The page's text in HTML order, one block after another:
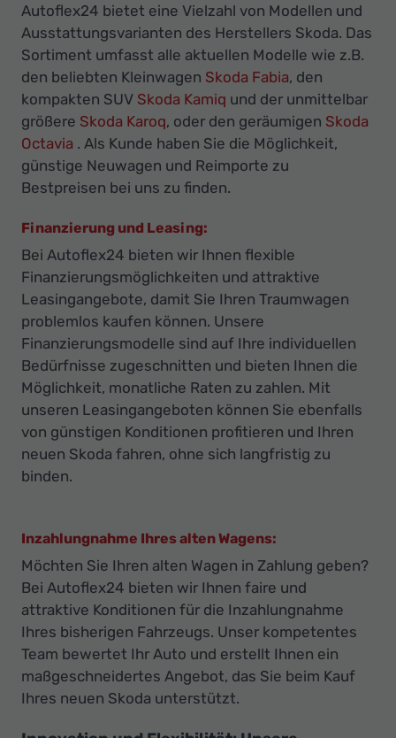
Autoflex24 bietet eine Vielzahl von Modellen und
Ausstattungsvarianten des Herstellers Skoda. Das
Sortiment umfasst alle aktuellen Modelle wie z.B.
den beliebten Kleinwagen Skoda Fabia, den
kompakten SUV Skoda Kamiq und der unmittelbar
größere Skoda Karoq, oder den geräumigen Skoda
Octavia . Als Kunde haben Sie die Möglichkeit,
günstige Neuwagen und Reimporte zu
Bestpreisen bei uns zu finden.
Finanzierung und Leasing:
Bei Autoflex24 bieten wir Ihnen flexible
Finanzierungsmöglichkeiten und attraktive
Leasingangebote, damit Sie Ihren Traumwagen
problemlos kaufen können. Unsere
Finanzierungsmodelle sind auf Ihre individuellen
Bedürfnisse zugeschnitten und bieten Ihnen die
Möglichkeit, monatliche Raten zu zahlen. Mit
unseren Leasingangeboten können Sie ebenfalls
von günstigen Konditionen profitieren und Ihren
neuen Skoda fahren, ohne sich langfristig zu
binden.
Inzahlungnahme Ihres alten Wagens:
Möchten Sie Ihren alten Wagen in Zahlung geben?
Bei Autoflex24 bieten wir Ihnen faire und
attraktive Konditionen für die Inzahlungnahme
Ihres bisherigen Fahrzeugs. Unser kompetentes
Team bewertet Ihr Auto und erstellt Ihnen ein
maßgeschneidertes Angebot, das Sie beim Kauf
Ihres neuen Skoda unterstützt.